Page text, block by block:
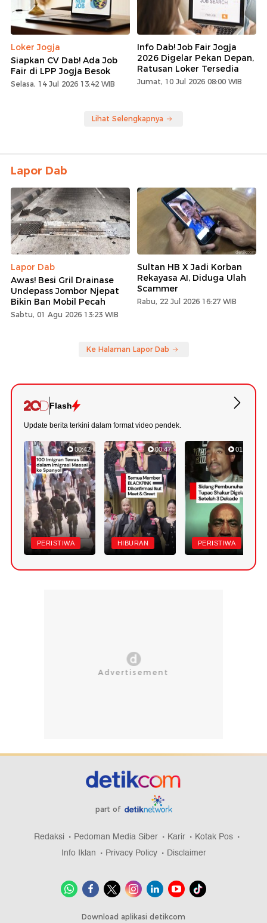
Loker Jogja
Siapkan CV Dab! Ada Job
Fair di LPP Jogja Besok
Selasa, 14 Jul 2026 13:42 WIB
Info Dab! Job Fair Jogja
2026 Digelar Pekan Depan,
Ratusan Loker Tersedia
Jumat, 10 Jul 2026 08:00 WIB
Lihat Selengkapnya
Lapor Dab
Lapor Dab
Awas! Besi Gril Drainase
Undepass Jombor Njepat
Bikin Ban Mobil Pecah
Sabtu, 01 Agu 2026 13:23 WIB
Sultan HB X Jadi Korban
Rekayasa AI, Diduga Ulah
Scammer
Rabu, 22 Jul 2026 16:27 WIB
Ke Halaman Lapor Dab
Flash
Update berita terkini dalam format video pendek.
00:42
PERISTIWA
00:47
HIBURAN
01:10
PERISTIWA
part of
Redaksi Pedoman Media Siber Karir
Kotak Pos
Info Iklan
Privacy Policy Disclaimer
Download aplikasi detikcom